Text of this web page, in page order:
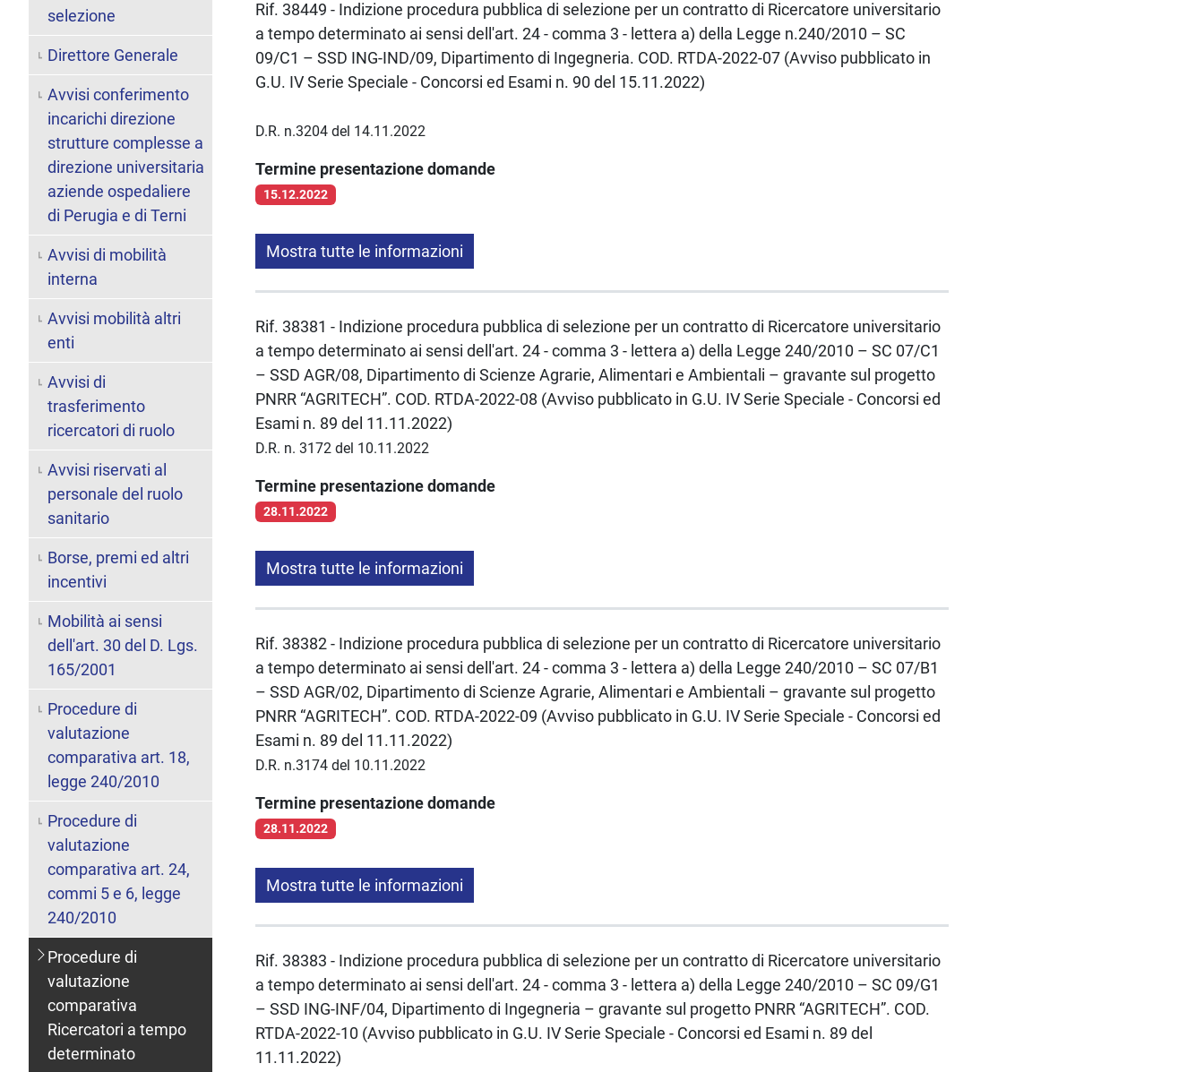
Rif. 38449 - Indizione procedura pubblica di selezione per un contratto di Ricercatore universitario
a tempo determinato ai sensi dell'art. 24 - comma 3 - lettera a) della Legge n.240/2010 – SC
09/C1 – SSD ING-IND/09, Dipartimento di Ingegneria. COD. RTDA-2022-07 (Avviso pubblicato in
G.U. IV Serie Speciale - Concorsi ed Esami n. 90 del 15.11.2022)
D.R. n.3204 del 14.11.2022
Termine presentazione domande
15.12.2022
Mostra tutte le informazioni
Rif. 38381 - Indizione procedura pubblica di selezione per un contratto di Ricercatore universitario
a tempo determinato ai sensi dell'art. 24 - comma 3 - lettera a) della Legge 240/2010 – SC 07/C1
– SSD AGR/08, Dipartimento di Scienze Agrarie, Alimentari e Ambientali – gravante sul progetto
PNRR “AGRITECH”. COD. RTDA-2022-08 (Avviso pubblicato in G.U. IV Serie Speciale - Concorsi ed
Esami n. 89 del 11.11.2022)
D.R. n. 3172 del 10.11.2022
Termine presentazione domande
28.11.2022
Mostra tutte le informazioni
Rif. 38382 - Indizione procedura pubblica di selezione per un contratto di Ricercatore universitario
a tempo determinato ai sensi dell'art. 24 - comma 3 - lettera a) della Legge 240/2010 – SC 07/B1
– SSD AGR/02, Dipartimento di Scienze Agrarie, Alimentari e Ambientali – gravante sul progetto
PNRR “AGRITECH”. COD. RTDA-2022-09 (Avviso pubblicato in G.U. IV Serie Speciale - Concorsi ed
Esami n. 89 del 11.11.2022)
D.R. n.3174 del 10.11.2022
Termine presentazione domande
28.11.2022
Mostra tutte le informazioni
Rif. 38383 - Indizione procedura pubblica di selezione per un contratto di Ricercatore universitario
a tempo determinato ai sensi dell'art. 24 - comma 3 - lettera a) della Legge 240/2010 – SC 09/G1
– SSD ING-INF/04, Dipartimento di Ingegneria – gravante sul progetto PNRR “AGRITECH”. COD.
RTDA-2022-10 (Avviso pubblicato in G.U. IV Serie Speciale - Concorsi ed Esami n. 89 del
11.11.2022)
selezione
Direttore Generale
Avvisi conferimento
incarichi direzione
strutture complesse a
direzione universitaria
aziende ospedaliere
di Perugia e di Terni
Avvisi di mobilità
interna
Avvisi mobilità altri
enti
Avvisi di
trasferimento
ricercatori di ruolo
Avvisi riservati al
personale del ruolo
sanitario
Borse, premi ed altri
incentivi
Mobilità ai sensi
dell'art. 30 del D. Lgs.
165/2001
Procedure di
valutazione
comparativa art. 18,
legge 240/2010
Procedure di
valutazione
comparativa art. 24,
commi 5 e 6, legge
240/2010
Procedure di
valutazione
comparativa
Ricercatori a tempo
determinato